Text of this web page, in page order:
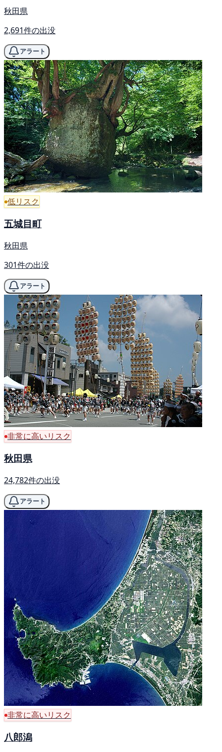
秋田県
2,691件の出没
アラート
低リスク
五城目町
秋田県
301件の出没
アラート
非常に高いリスク
秋田県
24,782件の出没
アラート
非常に高いリスク
八郎潟